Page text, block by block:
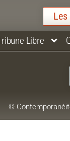
Libre
©